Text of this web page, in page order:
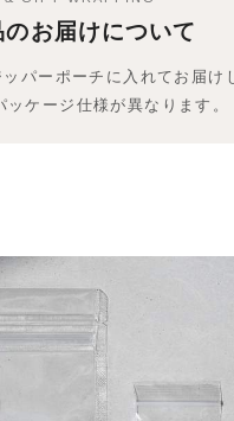
お届けについて
パーポーチに入れてお届け
ケージ仕様が異なります。